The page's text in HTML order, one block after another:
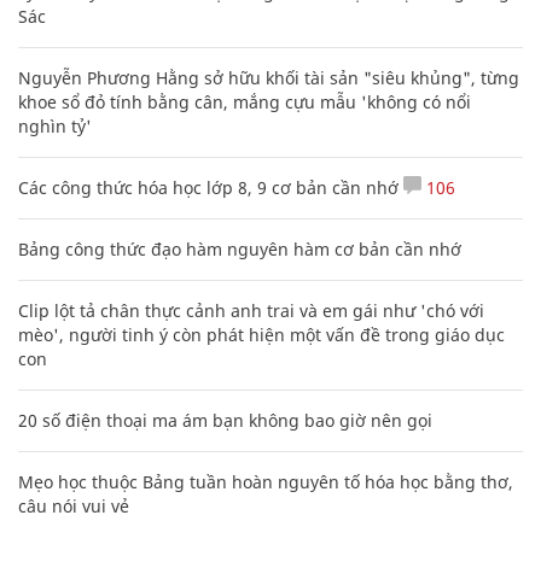
Sác
Nguyễn Phương Hằng sở hữu khối tài sản "siêu khủng", từng
khoe sổ đỏ tính bằng cân, mắng cựu mẫu 'không có nổi
nghìn tỷ'
Các công thức hóa học lớp 8, 9 cơ bản cần nhớ 106
Bảng công thức đạo hàm nguyên hàm cơ bản cần nhớ
Clip lột tả chân thực cảnh anh trai và em gái như 'chó với
mèo', người tinh ý còn phát hiện một vấn đề trong giáo dục
con
20 số điện thoại ma ám bạn không bao giờ nên gọi
Mẹo học thuộc Bảng tuần hoàn nguyên tố hóa học bằng thơ,
câu nói vui vẻ